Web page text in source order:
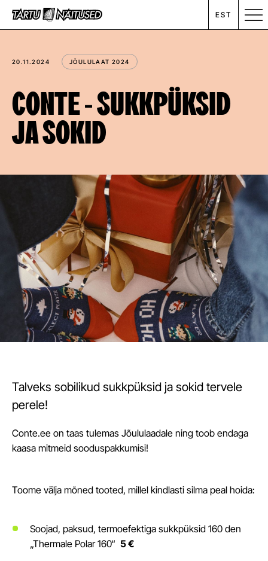
MESSIKALENDER
RENT
ETTEVÕTTEST
KONTAKT
EST
20.11.2024 JÕULULAAT 2024
CONTE - SUKKPÜKSID
JA SOKID
Talveks sobilikud sukkpüksid ja sokid tervele
perele!
Conte.ee on taas tulemas Jõululaadale ning toob endaga
kaasa mitmeid sooduspakkumisi!
Toome välja mõned tooted, millel kindlasti silma peal hoida:
Soojad, paksud, termoefektiga sukkpüksid 160 den
„Thermale Polar 160“ 5 €